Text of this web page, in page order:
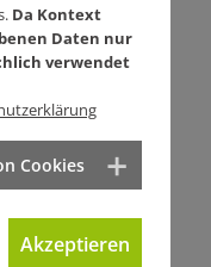
Da Kontext
Daten nur
verwendet
Cookies
Akzeptieren